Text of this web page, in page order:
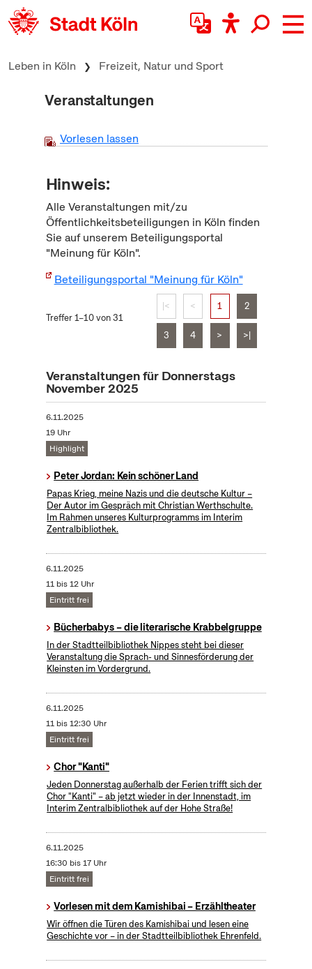
zum Inhalt springen
Leben in Köln Freizeit, Natur und Sport
Veranstaltungen
Vorlesen lassen
Hinweis:
Alle Veranstaltungen mit/zu
Öffentlichkeitsbeteiligungen in Köln finden
Sie auf unserem Beteiligungsportal
"Meinung für Köln".
Beteiligungsportal "Meinung für Köln"
Treffer 1–10 von 31
|< < 1 2
3 4 > >|
Veranstaltungen für Donnerstags
November 2025
6.11.2025
19 Uhr
Highlight
Peter Jordan: Kein schöner Land
Papas Krieg, meine Nazis und die deutsche Kultur –
Der Autor im Gespräch mit Christian Werthschulte.
Im Rahmen unseres Kulturprogramms im Interim
Zentralbibliothek.
6.11.2025
11 bis 12 Uhr
Eintritt frei
Bücherbabys – die literarische Krabbelgruppe
In der Stadtteilbibliothek Nippes steht bei dieser
Veranstaltung die Sprach- und Sinnesförderung der
Kleinsten im Vordergrund.
6.11.2025
11 bis 12:30 Uhr
Eintritt frei
Chor "Kanti"
Jeden Donnerstag außerhalb der Ferien trifft sich der
Chor "Kanti" – ab jetzt wieder in der Innenstadt, im
Interim Zentralbibliothek auf der Hohe Straße!
6.11.2025
16:30 bis 17 Uhr
Eintritt frei
Vorlesen mit dem Kamishibai – Erzähltheater
Wir öffnen die Türen des Kamishibai und lesen eine
Geschichte vor – in der Stadtteilbibliothek Ehrenfeld.